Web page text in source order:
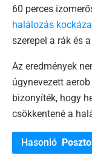
60 perces
halálozás
szerepel a rák és
Az eredmények
úgynevezett
bizonyíték, hogy
csökkentené a
Hasonló